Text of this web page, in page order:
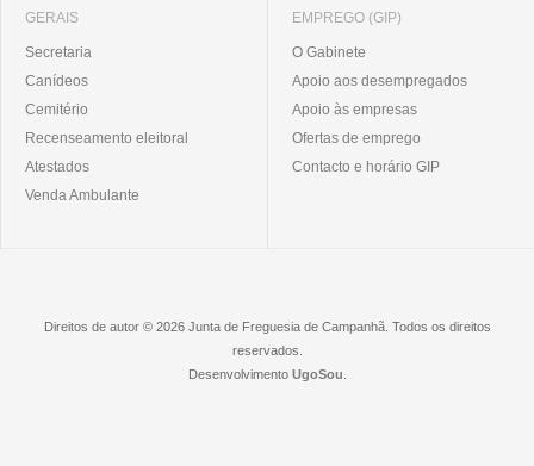
GERAIS
Secretaria
Canídeos
Cemitério
Recenseamento eleitoral
Atestados
Venda Ambulante
EMPREGO (GIP)
O Gabinete
Apoio aos desempregados
Apoio às empresas
Ofertas de emprego
Contacto e horário GIP
Direitos de autor © 2026 Junta de Freguesia de Campanhã. Todos os direitos
reservados.
Desenvolvimento UgoSou